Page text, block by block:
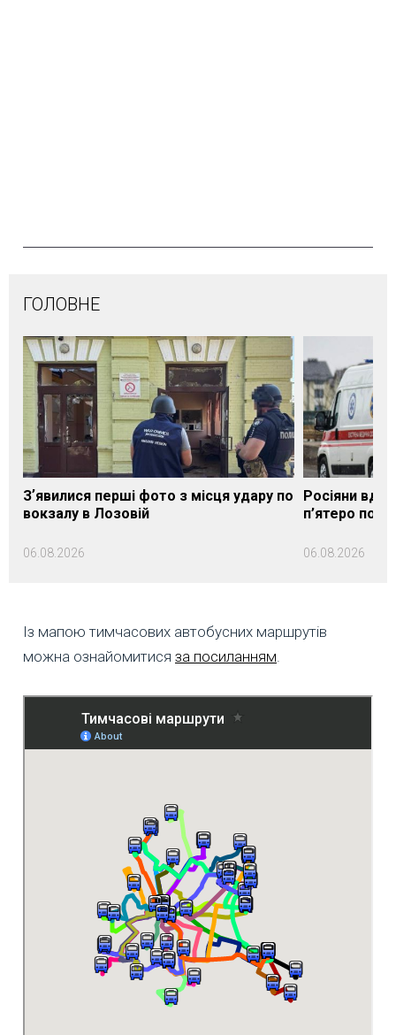
ГОЛОВНЕ
Зʼявилися перші фото з місця удару по
вокзалу в Лозовій
06.08.2026
Росіяни
п’ятеро
06.08.2026
Із мапою тимчасових автобусних маршрутів
можна ознайомитися за посиланням.